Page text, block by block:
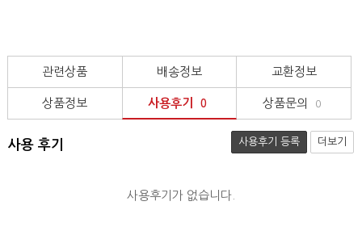
관련상품 배송정보 교환정보
상품정보 사용후기 0 상품문의 0
사용 후기 사용후기 등록 더보기
사용후기가 없습니다.